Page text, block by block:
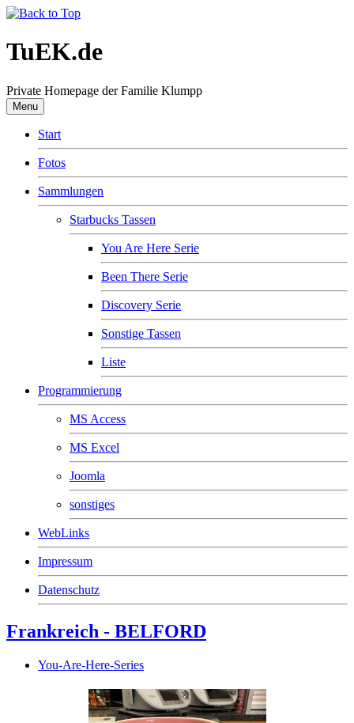
TuEK.de
Private Homepage der Familie Klumpp
Menu
Start
Fotos
Sammlungen
Starbucks Tassen
You Are Here Serie
Been There Serie
Discovery Serie
Sonstige Tassen
Liste
Programmierung
MS Access
MS Excel
Joomla
sonstiges
WebLinks
Impressum
Datenschutz
Frankreich - BELFORD
You-Are-Here-Series